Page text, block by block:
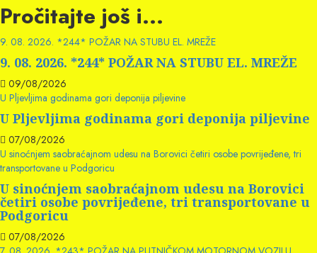
Pročitajte još i...
9. 08. 2026. *244* POŽAR NA STUBU EL. MREŽE
9. 08. 2026. *244* POŽAR NA STUBU EL. MREŽE
09/08/2026
U Pljevljima godinama gori deponija piljevine
U Pljevljima godinama gori deponija piljevine
07/08/2026
U sinoćnjem saobraćajnom udesu na Borovici četiri osobe povrijeđene, tri
transportovane u Podgoricu
U sinoćnjem saobraćajnom udesu na Borovici
četiri osobe povrijeđene, tri transportovane u
Podgoricu
07/08/2026